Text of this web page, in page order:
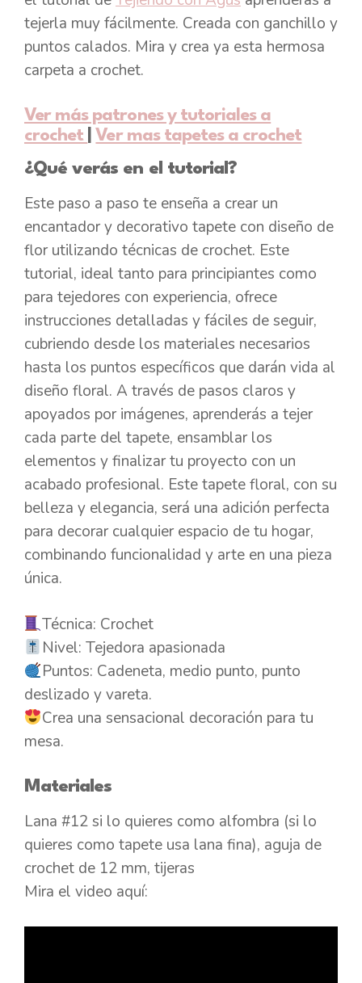
tejerla muy fácilmente. Creada con ganchillo y
puntos calados. Mira y crea ya esta hermosa
carpeta a crochet.
Ver más patrones y tutoriales a
crochet
|Ver mas tapetes a crochet
¿Qué verás en el tutorial?
Este paso a paso te enseña a crear un
encantador y decorativo tapete con diseño de
flor utilizando técnicas de crochet. Este
tutorial, ideal tanto para principiantes como
para tejedores con experiencia, ofrece
instrucciones detalladas y fáciles de seguir,
cubriendo desde los materiales necesarios
hasta los puntos específicos que darán vida al
diseño floral. A través de pasos claros y
apoyados por imágenes, aprenderás a tejer
cada parte del tapete, ensamblar los
elementos y finalizar tu proyecto con un
acabado profesional. Este tapete floral, con su
belleza y elegancia, será una adición perfecta
para decorar cualquier espacio de tu hogar,
combinando funcionalidad y arte en una pieza
única.
Técnica: Crochet
Nivel: Tejedora apasionada
Puntos: Cadeneta, medio punto, punto
deslizado y vareta.
Crea una sensacional decoración para tu
mesa.
Materiales
Lana #12 si lo quieres como alfombra (si lo
quieres como tapete usa lana fina), aguja de
crochet de 12 mm, tijeras
Mira el video aquí: